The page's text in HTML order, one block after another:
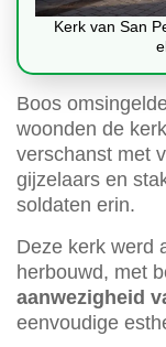
Kerk van San
Boos
woonden de
verschanst met
gijzelaars en
soldaten erin.
Deze kerk werd
herbouwd, met
aanwezigheid
eenvoudige